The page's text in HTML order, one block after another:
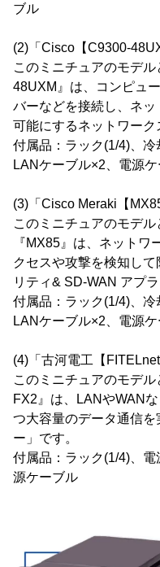
ブル
(2)「Cisco【C9300-
このミニチュアのモデ
48UXM』は、コンピュ
バーなどを接続し、ネ
可能にするネットワーク
付属品：ラック(1/4)、冷
LANケーブル×2、電源
(3)「Cisco Meraki【
このミニチュアのモデ
『MX85』は、ネットワ
クセスや攻撃を検知し
リティ& SD-WAN アプ
付属品：ラック(1/4)、冷
LANケーブル×2、電源
(4)「古河電工【
このミニチュアのモデ
FX2』は、LANやWAN
つ大容量のデータ通信
ー」です。
付属品：ラック(1/4)、
源ケーブル